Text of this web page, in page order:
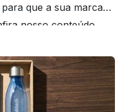
que a sua marca
nosso conteúdo